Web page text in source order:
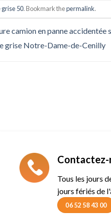
grise 50. Bookmark thepermalink.
camion en panne accidentée
grise Notre-Dame-de-Cenilly
Contactez-
Tous les jours
jours fériés de
06 52 58 43 00